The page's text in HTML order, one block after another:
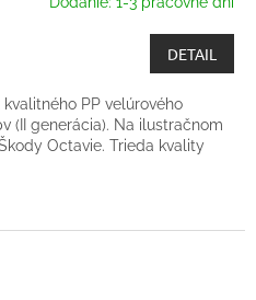
DETAIL
PP velúrového
(II generácia). Na ilustračnom
Octavie. Trieda kvality